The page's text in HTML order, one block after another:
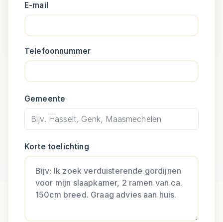
E-mail
Telefoonnummer
Gemeente
Korte toelichting